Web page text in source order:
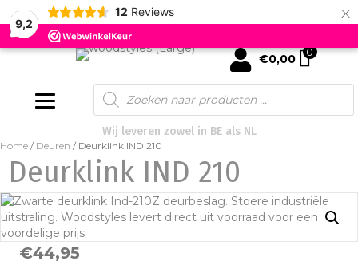
9,2
12 Reviews ×
mijn account
€0,00 0
Products
search
Wij leveren zowel in BE als NL
Home / Deuren / Deurklink IND 210
Deurklink IND 210
€44,95